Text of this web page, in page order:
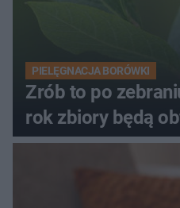
PIELĘGNACJA BORÓWKI
Zrób to po
rok zbiory będą